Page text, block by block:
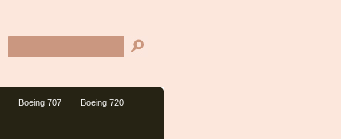
Boeing 707 Boeing 720